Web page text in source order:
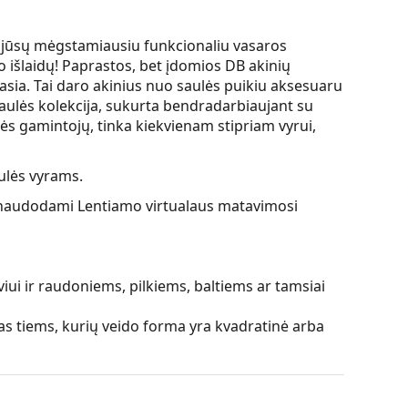
mėgstamiausiu funkcionaliu vasaros
Paprastos, bet įdomios DB akinių
Tai daro akinius nuo saulės puikiu aksesuaru
kolekcija, sukurta bendradarbiaujant su
gamintojų, tinka kiekvienam stipriam vyrui,
vyrams.
Lentiamo virtualaus matavimosi
ir raudoniems, pilkiems, baltiems ar tamsiai
tiems, kurių veido forma yra kvadratinė arba